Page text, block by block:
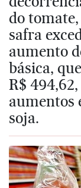
do
safra
aumento
básica,
R$
aumentos
soja.